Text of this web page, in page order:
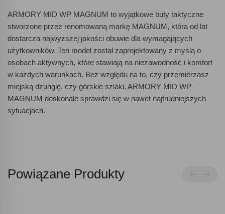
ARMORY MID WP MAGNUM to wyjątkowe buty taktyczne
stworzone przez renomowaną markę MAGNUM, która od lat
dostarcza najwyższej jakości obuwie dla wymagających
użytkowników. Ten model został zaprojektowany z myślą o
osobach aktywnych, które stawiają na niezawodność i komfort
w każdych warunkach. Bez względu na to, czy przemierzasz
miejską dżunglę, czy górskie szlaki, ARMORY MID WP
MAGNUM doskonale sprawdzi się w nawet najtrudniejszych
sytuacjach.
Powiązane Produkty